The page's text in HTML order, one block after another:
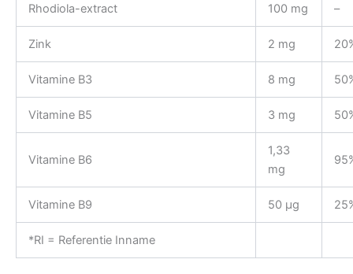
Rhodiola-extract 100 mg –
Zink 2 mg
Vitamine B3 8 mg
Vitamine B5 3 mg
Vitamine B6
1,33
mg
Vitamine B9 50 µg
*RI = Referentie Inname